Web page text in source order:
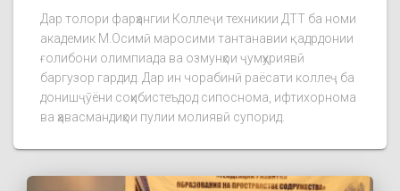
Дар толори фарҳангии Коллеҷи техникии ДТТ ба номи
академик М.Осимӣ маросими тантанавии қадрдонии
ғолибони олимпиада ва озмунҳои ҷумҳуриявӣ
баргузор гардид. Дар ин чорабинӣ раёсати коллеҷ ба
донишҷӯёни соҳибистеъдод сипоснома, ифтихорнома
ва ҳавасмандиҳои пулии молиявӣ супорид.